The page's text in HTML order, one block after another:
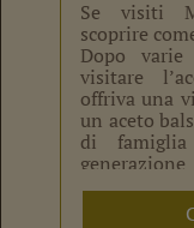
Se visiti
scoprire
Dopo
visitare
offriva una
un aceto
di
ascoltare